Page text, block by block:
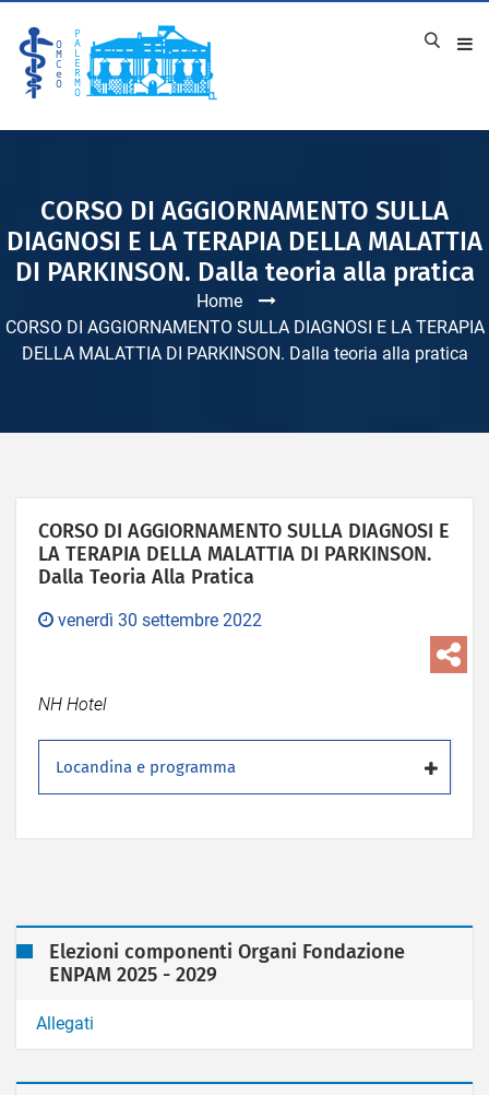
CORSO DI AGGIORNAMENTO SULLA
DIAGNOSI E LA TERAPIA DELLA MALATTIA
DI PARKINSON. Dalla teoria alla pratica
Home
CORSO DI AGGIORNAMENTO SULLA DIAGNOSI E LA TERAPIA
DELLA MALATTIA DI PARKINSON. Dalla teoria alla pratica
CORSO DI AGGIORNAMENTO SULLA DIAGNOSI E
LA TERAPIA DELLA MALATTIA DI PARKINSON.
Dalla Teoria Alla Pratica
venerdì 30 settembre 2022
NH Hotel
Locandina e programma
Elezioni componenti Organi Fondazione
ENPAM 2025 - 2029
Allegati